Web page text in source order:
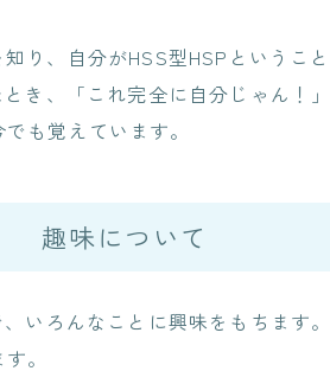
り、自分がHSS型HSPというこ
き、「これ完全に自分じゃん！
も覚えています。
趣味について
いろんなことに興味をもちます
。